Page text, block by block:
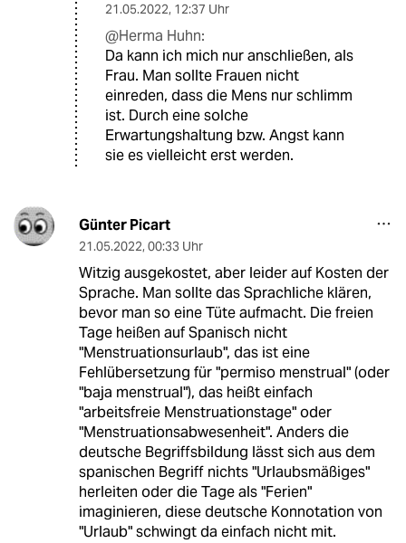
21.05.2022, 12:37 Uhr
@Herma Huhn:
Da kann ich mich nur anschließen, als
Frau. Man sollte Frauen nicht
einreden, dass die Mens nur schlimm
ist. Durch eine solche
Erwartungshaltung bzw. Angst kann
sie es vielleicht erst werden.
Günter Picart
21.05.2022, 00:33 Uhr
Witzig ausgekostet, aber leider auf Kosten der
Sprache. Man sollte das Sprachliche klären,
bevor man so eine Tüte aufmacht. Die freien
Tage heißen auf Spanisch nicht
"Menstruationsurlaub", das ist eine
Fehlübersetzung für "permiso menstrual" (oder
"baja menstrual"), das heißt einfach
"arbeitsfreie Menstruationstage" oder
"Menstruationsabwesenheit". Anders die
deutsche Begriffsbildung lässt sich aus dem
spanischen Begriff nichts "Urlaubsmäßiges"
herleiten oder die Tage als "Ferien"
imaginieren, diese deutsche Konnotation von
"Urlaub" schwingt da einfach nicht mit.